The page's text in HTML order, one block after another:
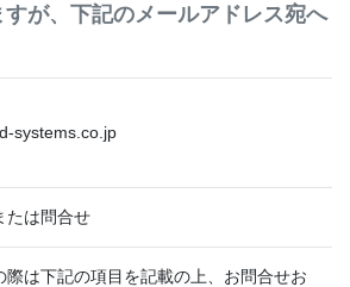
が、下記のメールアドレス宛へ
systems.co.jp
たは問合せ
際は下記の項目を記載の上、お問合せお